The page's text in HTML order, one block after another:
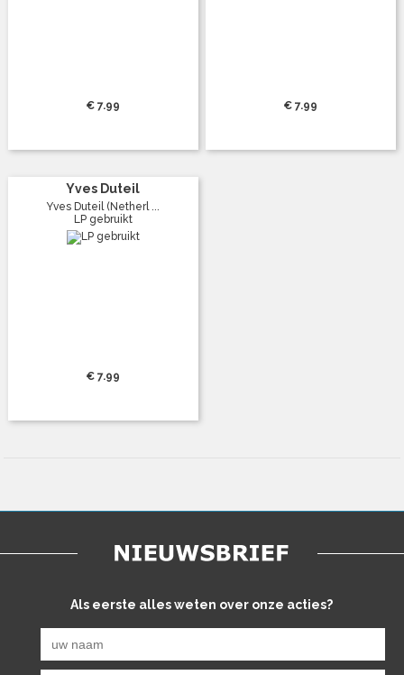
€ 7.99 € 7.99
Yves Duteil
Yves Duteil (Netherl ...
LP gebruikt
€ 7.99
Als eerste alles weten over onze acties?